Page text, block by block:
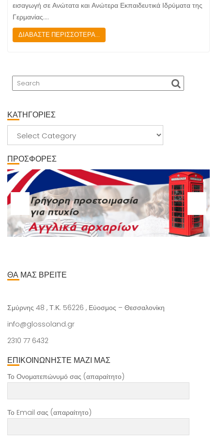
εισαγωγή σε Ανώτατα και Ανώτερα Εκπαιδευτικά Ιδρύματα της
Γερμανίας.…
ΔΙΑΒΑΣΤΕ ΠΕΡΙΣΣΟΤΕΡΑ...
ΚΑΤΗΓΟΡΙΕΣ
ΚΑΤΗΓΟΡΙΕΣ
ΠΡΟΣΦΟΡΕΣ
ΘΑ ΜΑΣ ΒΡΕΙΤΕ
Σμύρνης 48 , Τ.Κ. 56226 , Εύοσμος – Θεσσαλονίκη
info@glossoland.gr
2310 77 6432
ΕΠΙΚΟΙΝΩΝΗΣΤΕ ΜΑΖΙ ΜΑΣ
Το Ονοματεπώνυμό σας (απαραίτητο)
Το Email σας (απαραίτητο)